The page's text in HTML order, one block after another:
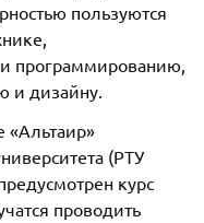
пользуются
программированию,
и дизайну.
«Альтаир»
(РТУ
курс
проводить